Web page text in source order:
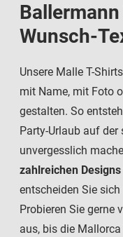
Wunsch-
Unsere Malle T-
mit Name, mit Foto
gestalten. So
Party-Urlaub auf der
unvergesslich
zahlreichen
entscheiden Sie
Probieren Sie gerne
aus, bis die